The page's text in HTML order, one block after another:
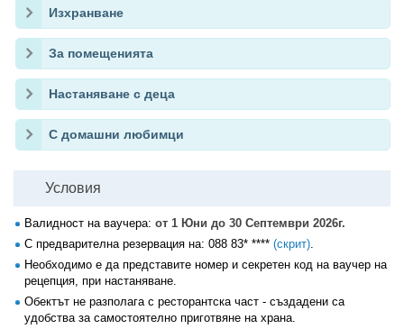
Изхранване
За помещенията
Настаняване с деца
С домашни любимци
Условия
Валидност на ваучера: от 1 Юни до 30 Септември 2026г.
С предварителна резервация на: 088 83* **** (скрит).
Необходимо е да представите номер и секретен код на ваучер на
рецепция, при настаняване.
Обектът не разполага с ресторантска част - създадени са
удобства за самостоятелно приготвяне на храна.